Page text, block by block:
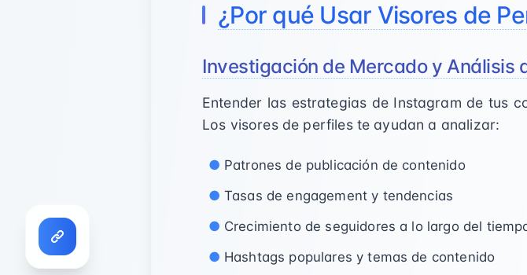
¿Por qué Usar Visores de
Investigación de Mercado y Análisis
Entender las estrategias de Instagram de tus
Los visores de perfiles te ayudan a analizar:
Patrones de publicación de contenido
Tasas de engagement y tendencias
Crecimiento de seguidores a lo largo del
Hashtags populares y temas de contenido